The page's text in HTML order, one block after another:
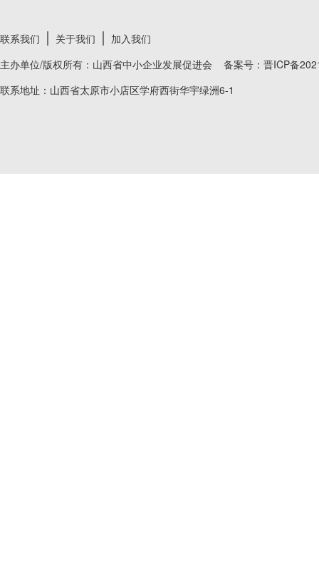
联系我们 关于我们
加入我们
主办单位/版权所有：山西省中小企业发展促进会 备案号： 晋ICP备
联系地址：山西省太原市小店区学府西街华宇绿洲6-1